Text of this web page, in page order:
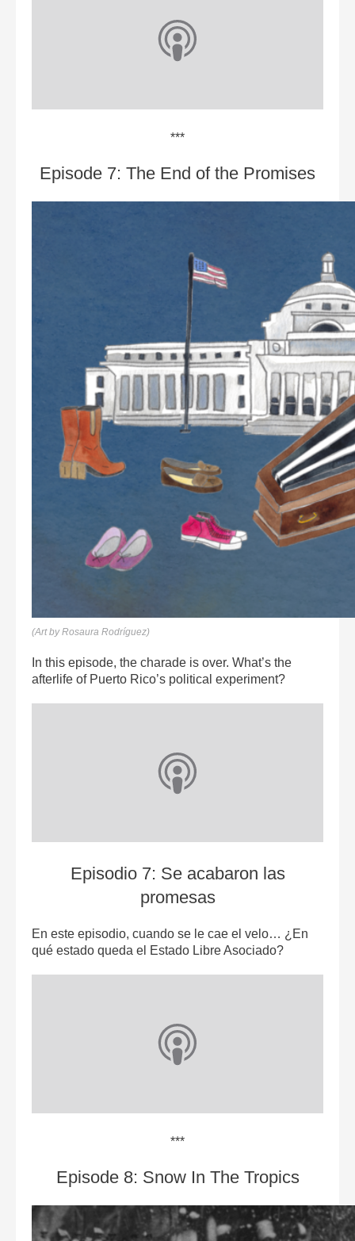
***
Episode 7: The End of the Promises
(Art by Rosaura Rodríguez)
In this episode, the charade is over. What’s the
afterlife of Puerto Rico’s political experiment?
Episodio 7: Se acabaron las
promesa‪s
En este episodio, cuando se le cae el velo… ¿En
qué estado queda el Estado Libre Asociado?
***
Episode 8: Snow In The Tropics